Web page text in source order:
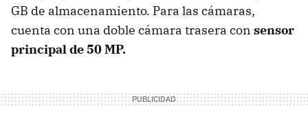
GB de almacenamiento. Para las cámaras,
cuenta con una doble cámara trasera con sensor
principal de 50 MP.